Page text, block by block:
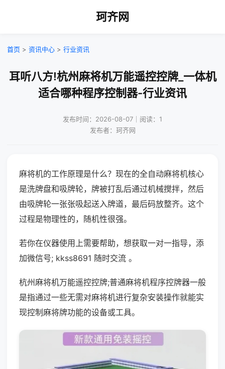
珂齐网
首页 > 资讯中心 > 行业资讯
耳听八方!杭州麻将机万能遥控控牌_一体机
适合哪种程序控制器-行业资讯
发布时间：2026-08-07｜阅读：1
发布者：珂齐网
麻将机的工作原理是什么？现在的全自动麻将机核心
是洗牌盘和吸牌轮，牌被打乱后通过机械搅拌，然后
由吸牌轮一张张吸起送入牌道，最后码放整齐。这个
过程是物理性的，随机性很强。
若你在仪器使用上需要帮助，想获取一对一指导，添
加微信号; kkss8691 随时交流 。
杭州麻将机万能遥控控牌;普通麻将机程序控牌器一般
是指通过一些无需对麻将机进行复杂安装操作就能实
现控制麻将牌功能的设备或工具。